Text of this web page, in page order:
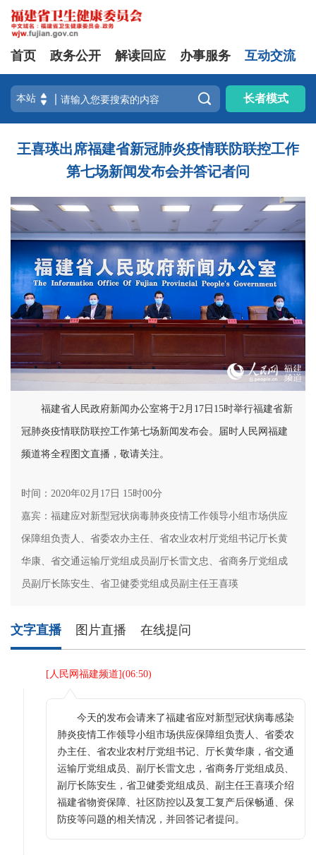
首页 政务公开 解读回应 办事服务 互动交流
 长者模式
王喜瑛出席福建省新冠肺炎疫情联防联控工作
第七场新闻发布会并答记者问
福建省人民政府新闻办公室将于2月17日15时举行福建省新
冠肺炎疫情联防联控工作第七场新闻发布会。届时人民网福建
频道将全程图文直播，敬请关注。
时间：2020年02月17日 15时00分
嘉宾：福建应对新型冠状病毒肺炎疫情工作领导小组市场供应
保障组负责人、省委农办主任、省农业农村厅党组书记厅长黄
华康、省交通运输厅党组成员副厅长雷文忠、省商务厅党组成
员副厅长陈安生、省卫健委党组成员副主任王喜瑛
文字直播 图片直播 在线提问
[ 人民网福建频道](06:50)
今天的发布会请来了福建省应对新型冠状病毒感染
肺炎疫情工作领导小组市场供应保障组负责人、省委农
办主任、省农业农村厅党组书记、厅长黄华康，省交通
运输厅党组成员、副厅长雷文忠，省商务厅党组成员、
副厅长陈安生，省卫健委党组成员、副主任王喜瑛介绍
福建省物资保障、社区防控以及复工复产后保畅通、保
防疫等问题的相关情况，并回答记者提问。